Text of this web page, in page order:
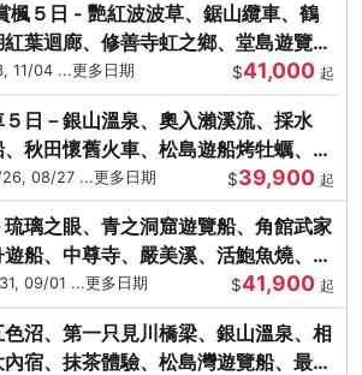
楓５日 - 艷紅波波草、鋸山纜車、鶴
葉迴廊、修善寺虹之鄉、堂島遊覽
11/04 ...更多日期 $41,000 起
日－銀山溫泉、奧入瀨溪流、採水
秋田懷舊火車、松島遊船烤牡蠣、嚴
08/27 ...更多日期 $39,900 起
璃之眼、青之洞窟遊覽船、角館武家
船、中尊寺、嚴美溪、活鮑魚燒、烤
09/01 ...更多日期 $41,900 起
沼、第一只見川橋梁、銀山溫泉、相
宿、抹茶體驗、松島灣遊覽船、最上